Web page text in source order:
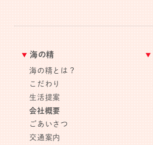
海の精
海の精とは？
こだわり
生活提案
会社概要
ごあいさつ
交通案内